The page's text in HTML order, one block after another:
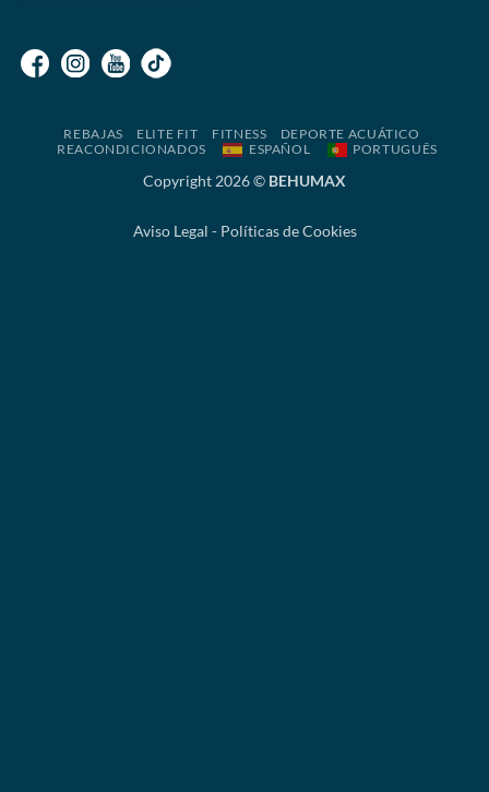
REBAJAS ELITE FIT FITNESS
DEPORTE ACUÁTICO
REACONDICIONADOS
ESPAÑOL PORTUGUÊS
Copyright 2026 © BEHUMAX
Aviso Legal - Políticas de Cookies